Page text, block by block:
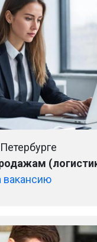
вакансию